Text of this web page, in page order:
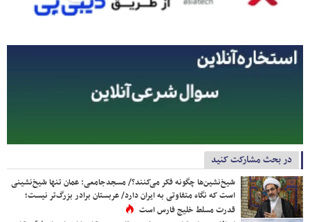
در بحث مشارکت کنید
شیخ‌نشین‌ها چگونه فکر می‌کنند؟/ مسجدجامعی: عمان تنها شیخ‌نشینی
است که نگاه متفاوتی به ایران دارد/ عربستان برادر بزرگ‌تر نیست؛
قدرت مسلط خلیج فارس است